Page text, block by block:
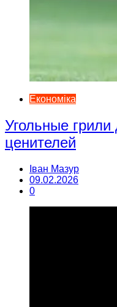
Економіка
Угольные
ценителей
Іван Мазур
09.02.2026
0